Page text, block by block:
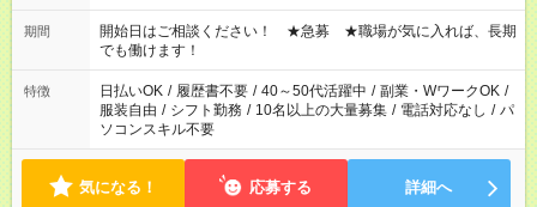
場合、他のお仕事と合わせ週40時間超の就業はご案内できませ
ん ※法令に基づき、週20時間以上勤務は社会保険への加入対象
となります ※労働者派遣法（日雇い派遣の原則禁止）により、
短時間・短期間の就業はご案内が難しい場合があります
期間
開始日はご相談ください！ ★急募 ★職場が気に入れば、長期
でも働けます！
特徴 日払いOK / 履歴書不要 / 40～50代活躍中 / 副業・WワークOK /
服装自由 / シフト勤務 / 10名以上の大量募集 / 電話対応なし / パ
ソコンスキル不要
気になる！ 応募する 詳細へ